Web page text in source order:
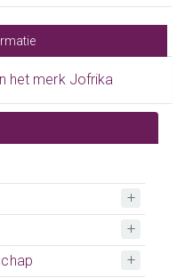
het merk Jofrika